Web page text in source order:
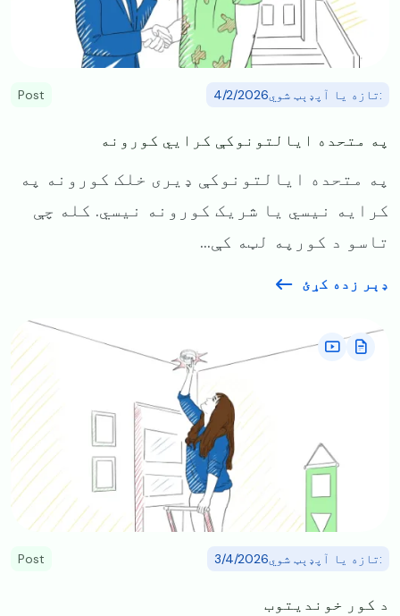
:تازه یا آپډېټ شوي4/2/2026 Post
په متحده ایالتونوکې کرایي کورونه
په متحده ایالتونوکې ډیری خلک کورونه په
کرایه نیسي یا شریک کورونه نیسي. کله چې
تاسو د کورپه لټه کې...
ډېر زده کړئ
Image
:تازه یا آپډېټ شوي3/4/2026 Post
د کور خوندیتوب